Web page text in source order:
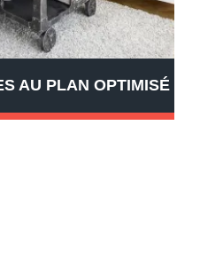
AU PLAN OPTIMISÉ